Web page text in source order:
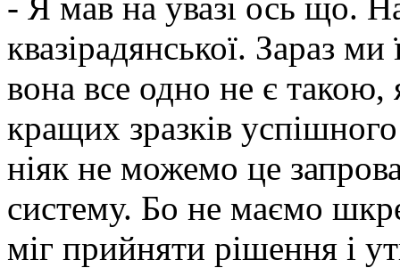
квазірадянської. Зараз
вона все одно не є такою,
кращих зразків
ніяк не можемо це
систему. Бо не маємо
міг прийняти рішення і